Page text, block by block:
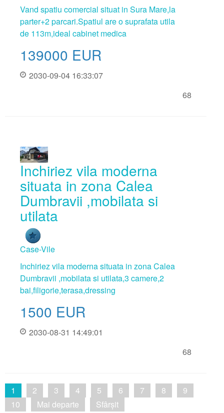
Vand spatiu comercial situat in Sura Mare,la
parter+2 parcari.Spatiul are o suprafata utila
de 113m,ideal cabinet medica
139000 EUR
2030-09-04 16:33:07
68
Inchiriez vila moderna
situata in zona Calea
Dumbravii ,mobilata si
utilata
Case-Vile
Inchiriez vila moderna situata in zona Calea
Dumbravii ,mobilata si utilata,3 camere,2
bai,filigorie,terasa,dressing
1500 EUR
2030-08-31 14:49:01
68
1 2 3 4 5 6 7 8
9
10
Mai departe Sfârșit